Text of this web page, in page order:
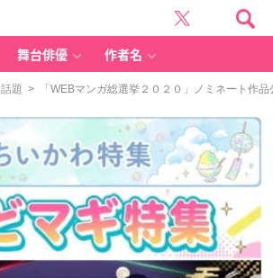
舞台俳優 作者名
話題 > 「WEBマンガ総選挙２０２０」ノミネート作